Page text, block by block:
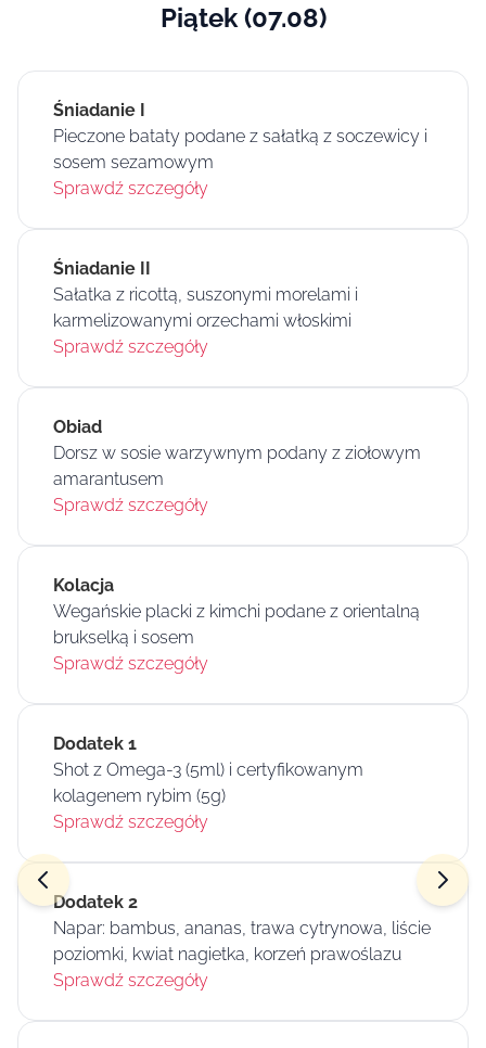
Piątek (07.08)
Śniadanie I
Pieczone bataty podane z sałatką z soczewicy i
sosem sezamowym
Sprawdź szczegóły
Śniadanie II
Sałatka z ricottą, suszonymi morelami i
karmelizowanymi orzechami włoskimi
Sprawdź szczegóły
Obiad
Dorsz w sosie warzywnym podany z ziołowym
amarantusem
Sprawdź szczegóły
Kolacja
Wegańskie placki z kimchi podane z orientalną
brukselką i sosem
Sprawdź szczegóły
Dodatek 1
Shot z Omega-3 (5ml) i certyfikowanym
kolagenem rybim (5g)
Sprawdź szczegóły
Dodatek 2
Napar: bambus, ananas, trawa cytrynowa, liście
poziomki, kwiat nagietka, korzeń prawoślazu
Sprawdź szczegóły